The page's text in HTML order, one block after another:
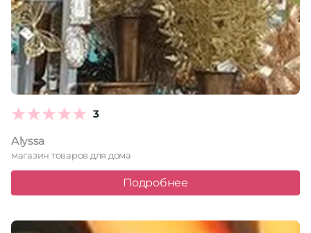
3
Alyssa
магазин товаров для дома
Подробнее